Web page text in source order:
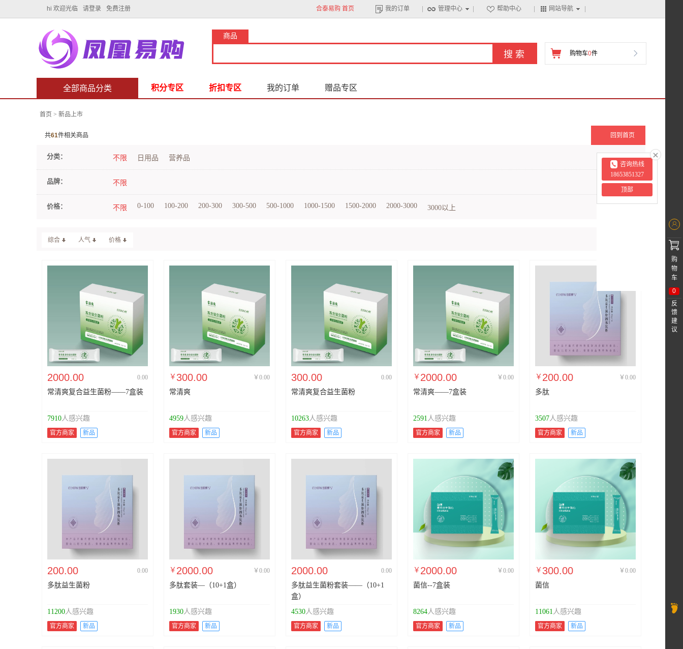
hi 欢迎光临 请登录 免费注册 合泰易购 首页 我的订单 管理中心 帮助中心 网站导航
商品
 
购物车0件
全部商品分类 积分专区 折扣专区 我的订单 赠品专区
首页 > 新品上市
回到首页
共61件相关商品
分类： 不限 日用品 营养品
品牌： 不限
价格： 不限 0-100 100-200 200-300 300-500 500-1000 1000-1500 1500-2000 2000-3000 3000以上
综合 人气 价格
2000.00 0.00
常清爽复合益生菌粉——7盒装
7910人感兴趣
官方商家 新品
￥ 300.00 ￥0.00
常清爽
4959人感兴趣
官方商家 新品
300.00 0.00
常清爽复合益生菌粉
10263人感兴趣
官方商家 新品
￥ 2000.00 ￥0.00
常清爽——7盒装
2591人感兴趣
官方商家 新品
￥ 200.00 ￥0.00
多肽
3507人感兴趣
官方商家 新品
200.00 0.00
多肽益生菌粉
11200人感兴趣
官方商家 新品
￥ 2000.00 ￥0.00
多肽套装—（10+1盒）
1930人感兴趣
官方商家 新品
2000.00 0.00
多肽益生菌粉套装——（10+1
盒）
4530人感兴趣
官方商家 新品
￥ 2000.00 ￥0.00
菌信--7盒装
8264人感兴趣
官方商家 新品
￥ 300.00 ￥0.00
菌信
11061人感兴趣
官方商家 新品
咨询热线
18653851327
顶部


购
物
车
0
反
馈
建
议
